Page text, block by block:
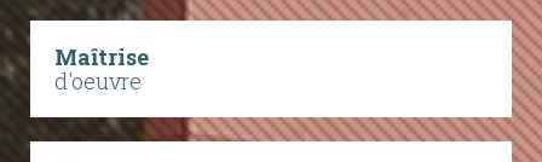
Maîtrise
d'oeuvre